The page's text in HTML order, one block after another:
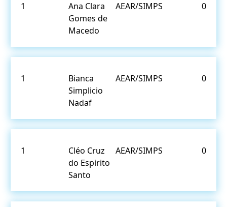
1
Ana Clara
Gomes de
Macedo
AEAR/SIMPS 0
1
Bianca
Simplicio
Nadaf
AEAR/SIMPS 0
1
Cléo Cruz
do Espirito
Santo
AEAR/SIMPS 0